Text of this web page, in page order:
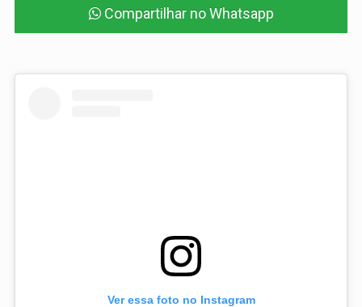
Compartilhar no Whatsapp
Ver essa foto no Instagram